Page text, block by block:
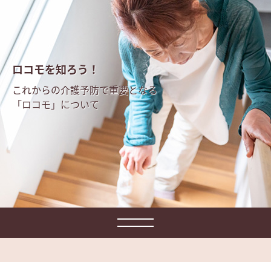
ロコモを知ろう！
これからの介護予防で重要となる
「ロコモ」について